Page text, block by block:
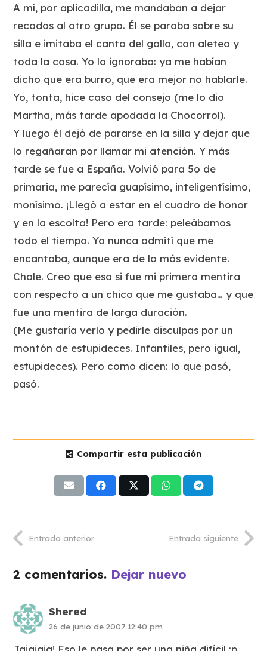
A mí, por aplicadilla, me mandaban a dejar
recados al otro grupo. Él se paraba sobre su
silla e imitaba el canto del gallo, con aleteo y
toda la cosa. Yo lo ignoraba: ya me habían
dicho que era burro, que era mejor no hablarle.
Yo, tonta, hice caso del consejo (me lo dio
Martha, más tarde apodada la Chocorrol).
Y luego él dejó de pararse en la silla y dejar que
lo regañaran por llamar mi atención. Y más
tarde se fue a España. Volvió para 5o de
primaria, me parecía guapísimo, inteligentísimo,
monísimo. ¡Llegó a estar en el cuadro de honor
y en la escolta! Pero era tarde: peleábamos
todo el tiempo. Yo nunca admití que me
encantaba, aunque era de lo más evidente.
Chale. Creo que esa si fue mi primera mentira
con respecto a un chico que me gustaba… y que
fue una mentira de larga duración.
(Me gustaría verlo y pedirle disculpas por un
montón de estupideces. Infantiles, pero igual,
estupideces). Pero como dicen: lo que pasó,
pasó.
Compartir esta publicación
Entrada anterior Entrada siguiente
2 comentarios. Dejar nuevo
Shered
26 de junio de 2007 12:40 pm